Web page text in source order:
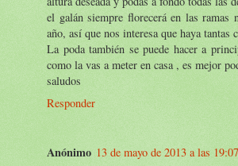
el galán siempre florecerá en las ramas
año, así que nos interesa que haya tantas
La poda también se puede hacer a
como la vas a meter en casa , es mejor
saludos
Responder
Anónimo 13 de mayo de 2013 a las 19:07